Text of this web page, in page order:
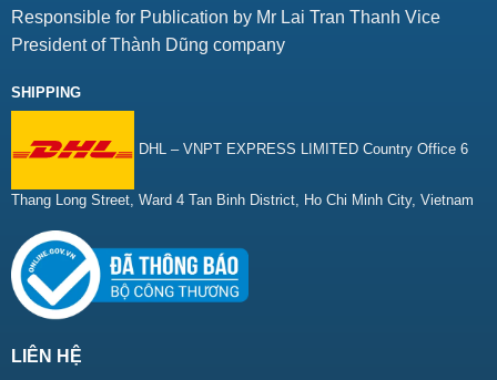
Responsible for Publication by Mr Lai Tran Thanh Vice
President of Thành Dũng company
SHIPPING
DHL – VNPT EXPRESS LIMITED Country Office 6
Thang Long Street, Ward 4 Tan Binh District, Ho Chi Minh City, Vietnam
LIÊN HỆ